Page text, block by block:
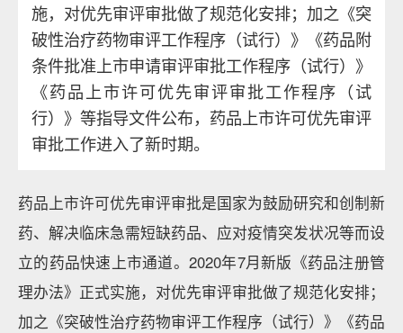
施，对优先审评审批做了规范化安排；加之《突
破性治疗药物审评工作程序（试行）》《药品附
条件批准上市申请审评审批工作程序（试行）》
《药品上市许可优先审评审批工作程序（试
行）》等指导文件公布，药品上市许可优先审评
审批工作进入了新时期。
药品上市许可优先审评审批是国家为鼓励研究和创制新
药、解决临床急需短缺药品、应对疫情突发状况等而设
立的药品快速上市通道。2020年7月新版《药品注册管
理办法》正式实施，对优先审评审批做了规范化安排；
加之《突破性治疗药物审评工作程序（试行）》《药品